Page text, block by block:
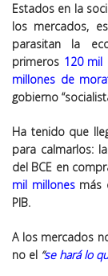
Estados en la
los mercados,
parasitan la
primeros 120 mil
millones de
gobierno
Ha tenido que
para calmarlos:
del BCE en
mil millonesmás
PIB.
A los mercados
no el “se hará lo